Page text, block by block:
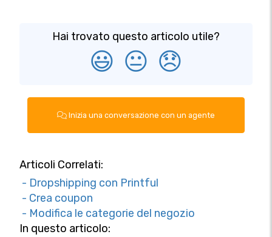
Hai trovato questo articolo utile?
😃 😐 😞
Inizia una conversazione con un agente
Articoli Correlati:
- Dropshipping con Printful
- Crea coupon
- Modifica le categorie del negozio
In questo articolo: